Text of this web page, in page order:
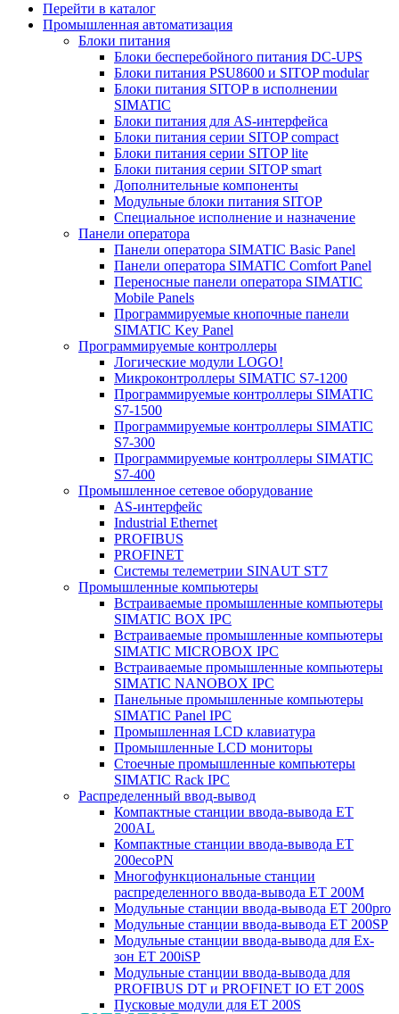
Перейти в каталог
Промышленная автоматизация
Блоки питания
Блоки бесперебойного питания DC-UPS
Блоки питания PSU8600 и SITOP modular
Блоки питания SITOP в исполнении
SIMATIC
Блоки питания для AS-интерфейса
Блоки питания серии SITOP compact
Блоки питания серии SITOP lite
Блоки питания серии SITOP smart
Дополнительные компоненты
Модульные блоки питания SITOP
Специальное исполнение и назначение
Панели оператора
Панели оператора SIMATIC Basic Panel
Панели оператора SIMATIC Comfort Panel
Переносные панели оператора SIMATIC
Mobile Panels
Программируемые кнопочные панели
SIMATIC Key Panel
Программируемые контроллеры
Логические модули LOGO!
Микроконтроллеры SIMATIC S7-1200
Программируемые контроллеры SIMATIC
S7-1500
Программируемые контроллеры SIMATIC
S7-300
Программируемые контроллеры SIMATIC
S7-400
Промышленное сетевое оборудование
AS-интерфейс
Industrial Ethernet
PROFIBUS
PROFINET
Системы телеметрии SINAUT ST7
Промышленные компьютеры
Встраиваемые промышленные компьютеры
SIMATIC BOX IPC
Встраиваемые промышленные компьютеры
SIMATIC MICROBOX IPC
Встраиваемые промышленные компьютеры
SIMATIC NANOBOX IPC
Панельные промышленные компьютеры
SIMATIC Panel IPC
Промышленная LCD клавиатура
Промышленные LCD мониторы
Стоечные промышленные компьютеры
SIMATIC Rack IPC
Распределенный ввод-вывод
Компактные станции ввода-вывода ET
200AL
Компактные станции ввода-вывода ET
200ecoPN
Многофункциональные станции
распределенного ввода-вывода ET 200M
Модульные станции ввода-вывода ET 200pro
Модульные станции ввода-вывода ET 200SP
Модульные станции ввода-вывода для Ex-
зон ET 200iSP
Модульные станции ввода-вывода для
PROFIBUS DT и PROFINET IO ET 200S
Пусковые модули для ET 200S